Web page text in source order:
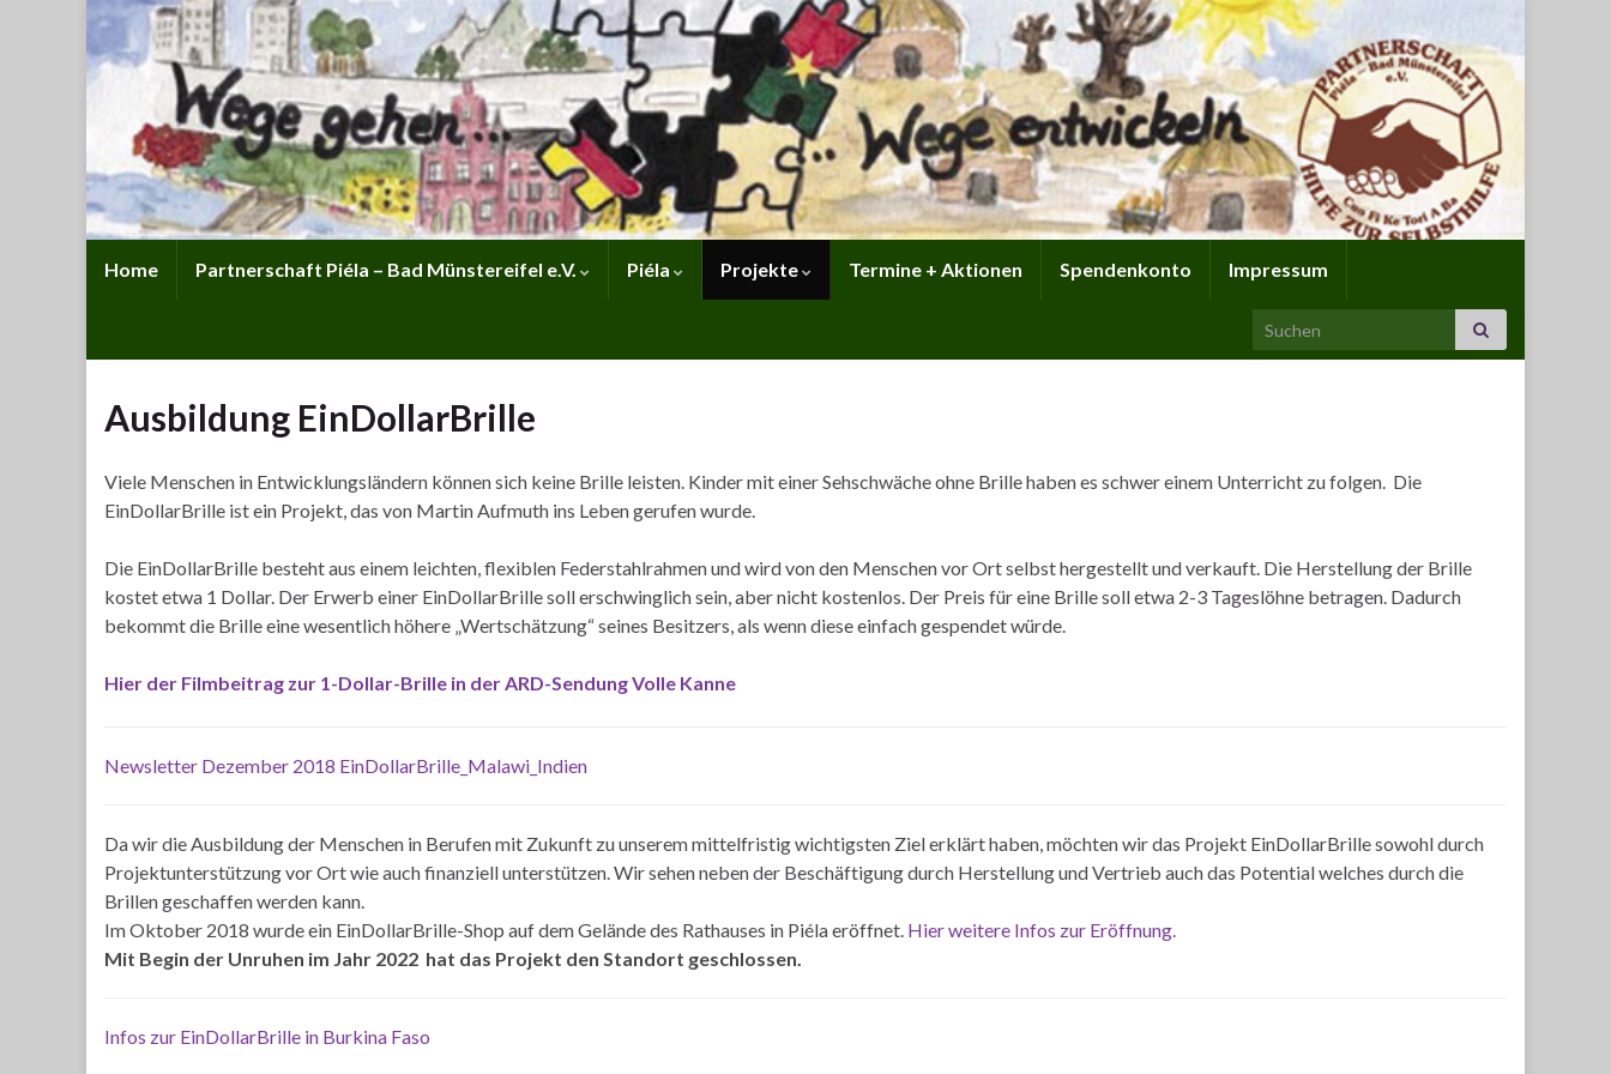
Home Partnerschaft Piéla – Bad Münstereifel e.V. Piéla Projekte Termine + Aktionen Spendenkonto Impressum
Search for:
Ausbildung EinDollarBrille
Viele Menschen in Entwicklungsländern können sich keine Brille leisten. Kinder mit einer Sehschwäche ohne Brille haben es schwer einem Unterricht zu folgen. Die
EinDollarBrille ist ein Projekt, das von Martin Aufmuth ins Leben gerufen wurde.
Die EinDollarBrille besteht aus einem leichten, flexiblen Federstahlrahmen und wird von den Menschen vor Ort selbst hergestellt und verkauft. Die Herstellung der Brille
kostet etwa 1 Dollar. Der Erwerb einer EinDollarBrille soll erschwinglich sein, aber nicht kostenlos. Der Preis für eine Brille soll etwa 2-3 Tageslöhne betragen. Dadurch
bekommt die Brille eine wesentlich höhere „Wertschätzung“ seines Besitzers, als wenn diese einfach gespendet würde.
Hier der Filmbeitrag zur 1-Dollar-Brille in der ARD-Sendung Volle Kanne
Newsletter Dezember 2018 EinDollarBrille_Malawi_Indien
Da wir die Ausbildung der Menschen in Berufen mit Zukunft zu unserem mittelfristig wichtigsten Ziel erklärt haben, möchten wir das Projekt EinDollarBrille sowohl durch
Projektunterstützung vor Ort wie auch finanziell unterstützen. Wir sehen neben der Beschäftigung durch Herstellung und Vertrieb auch das Potential welches durch die
Brillen geschaffen werden kann.
Im Oktober 2018 wurde ein EinDollarBrille-Shop auf dem Gelände des Rathauses in Piéla eröffnet. Hier weitere Infos zur Eröffnung.
Mit Begin der Unruhen im Jahr 2022 hat das Projekt den Standort geschlossen.
Infos zur EinDollarBrille in Burkina Faso